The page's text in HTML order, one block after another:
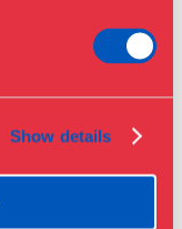
Show details